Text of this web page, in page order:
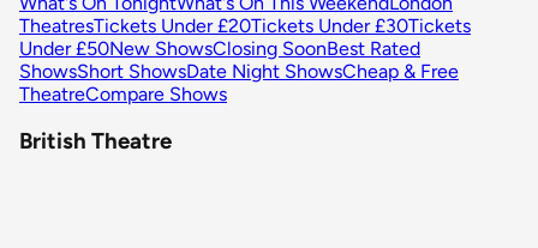
TheatresTickets Under £20Tickets Under £30Tickets
Under £50New ShowsClosing SoonBest Rated
ShowsShort ShowsDate Night ShowsCheap & Free
TheatreCompare Shows
British Theatre